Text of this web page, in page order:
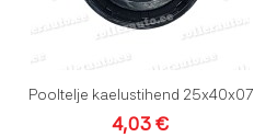
Pooltelje kaelustihend 25x40x07
4,03 €